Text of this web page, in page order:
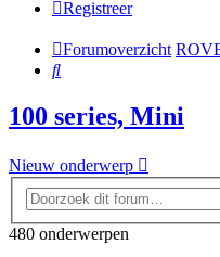
Registreer
Forumoverzicht
Zoek
100 series, Mini
Nieuw onderwerp
480 onderwerpen